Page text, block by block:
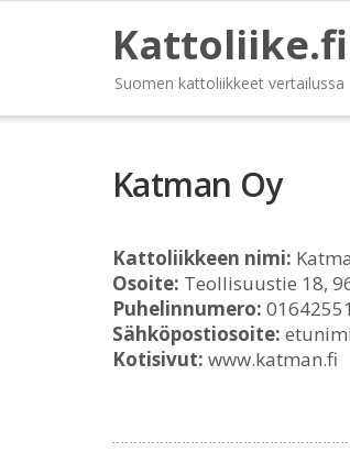
Kattoliike.fi
Suomen kattoliikkeet vertailussa
Katman Oy
Kattoliikkeen nimi:
Osoite: Teollisuustie 18,
Puhelinnumero:
Sähköpostiosoite:
Kotisivut: www.katman.fi